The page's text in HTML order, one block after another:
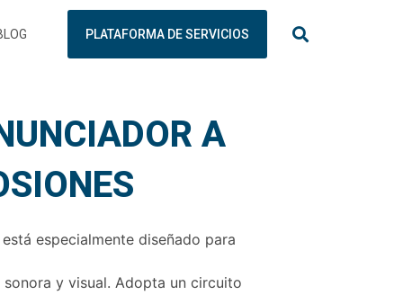
PLATAFORMA DE SERVICIOS
A
especialmente diseñado para
y visual. Adopta un circuito